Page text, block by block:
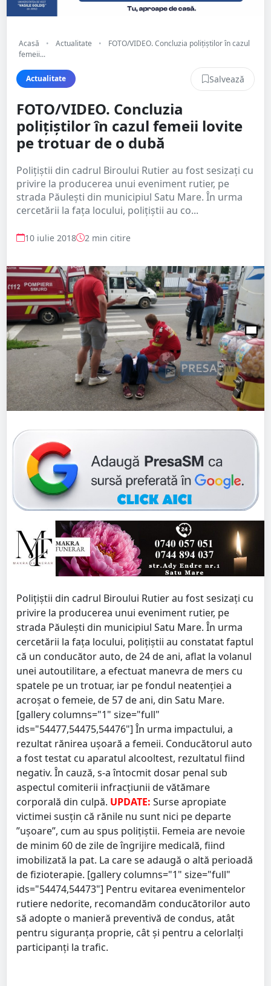
Acasă • Actualitate •
FOTO/VIDEO. Concluzia polițiștilor în cazul
femeii...
Actualitate Salvează
FOTO/VIDEO. Concluzia
polițiștilor în cazul femeii lovite
pe trotuar de o dubă
Polițiștii din cadrul Biroului Rutier au fost sesizați cu
privire la producerea unui eveniment rutier, pe
strada Păulești din municipiul Satu Mare. În urma
cercetării la fața locului, polițiștii au co...
10 iulie 2018 2 min citire
Polițiștii din cadrul Biroului Rutier au fost sesizați cu
privire la producerea unui eveniment rutier, pe
strada Păulești din municipiul Satu Mare. În urma
cercetării la fața locului, polițiștii au constatat faptul
că un conducător auto, de 24 de ani, aflat la volanul
unei autoutilitare, a efectuat manevra de mers cu
spatele pe un trotuar, iar pe fondul neatenției a
acroșat o femeie, de 57 de ani, din Satu Mare.
[gallery columns="1" size="full"
ids="54477,54475,54476"] În urma impactului, a
rezultat rănirea ușoară a femeii. Conducătorul auto
a fost testat cu aparatul alcooltest, rezultatul fiind
negativ. În cauză, s-a întocmit dosar penal sub
aspectul comiterii infracțiunii de vătămare
corporală din culpă. UPDATE: Surse apropiate
victimei susțin că rănile nu sunt nici pe departe
”ușoare”, cum au spus polițiștii. Femeia are nevoie
de minim 60 de zile de îngrijire medicală, fiind
imobilizată la pat. La care se adaugă o altă perioadă
de fizioterapie. [gallery columns="1" size="full"
ids="54474,54473"] Pentru evitarea evenimentelor
rutiere nedorite, recomandăm conducătorilor auto
să adopte o manieră preventivă de condus, atât
pentru siguranţa proprie, cât şi pentru a celorlalţi
participanţi la trafic.